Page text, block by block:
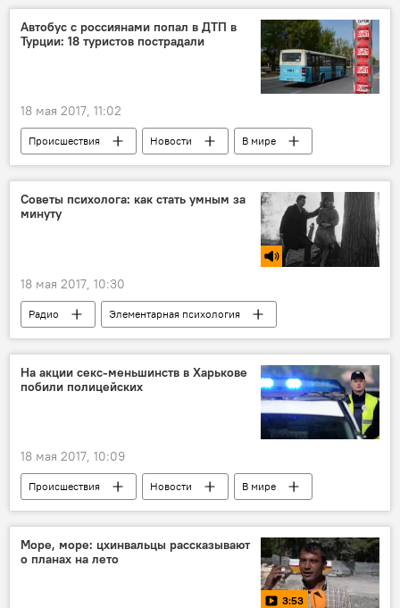
Автобус с россиянами попал в ДТП в
Турции: 18 туристов пострадали
18 мая 2017, 11:02
Происшествия Новости В мире
Советы психолога: как стать умным за
минуту
18 мая 2017, 10:30
Радио Элементарная психология
На акции секс-меньшинств в Харькове
побили полицейских
18 мая 2017, 10:09
Происшествия Новости В мире
Море, море: цхинвальцы рассказывают
о планах на лето
3:53